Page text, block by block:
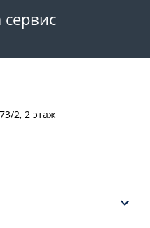
сервис
2, 2 этаж